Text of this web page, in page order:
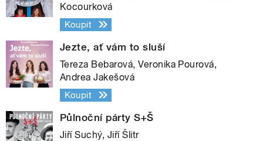
Kocourková
Koupit
Jezte, ať vám to sluší
Tereza Bebarová, Veronika Pourová,
Andrea Jakešová
Koupit
Půlnoční párty S+Š
Jiří Suchý, Jiří Šlitr